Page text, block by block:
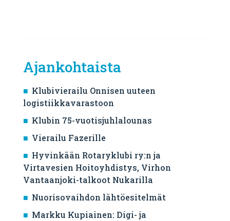
Ajankohtaista
Klubivierailu Onnisen uuteen
logistiikkavarastoon
Klubin 75-vuotisjuhlalounas
Vierailu Fazerille
Hyvinkään Rotaryklubi ry:n ja
Virtavesien Hoitoyhdistys, Virhon
Vantaanjoki-talkoot Nukarilla
Nuorisovaihdon lähtöesitelmät
Markku Kupiainen: Digi- ja